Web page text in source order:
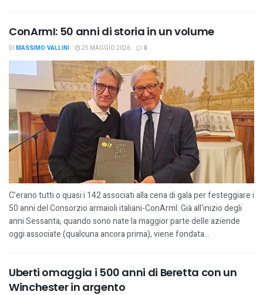
ConArmI: 50 anni di storia in un volume
DI MASSIMO VALLINI 25 MAGGIO 2026 0
C’erano tutti o quasi i 142 associati alla cena di gala per festeggiare i
50 anni del Consorzio armaioli italiani-ConArmI. Già all'inizio degli
anni Sessanta, quando sono nate la maggior parte delle aziende
oggi associate (qualcuna ancora prima), viene fondata...
Uberti omaggia i 500 anni di Beretta con un
Winchester in argento